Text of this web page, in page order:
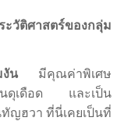
ติศาสตร์ของกลุ่ม
งันมีคุณค่าพิเศษ
อันดุเดือด และเป็น
ญฮวา ที่นี่เคยเป็นที่